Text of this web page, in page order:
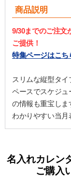
商品説明
9/30までのご注文
ご提供！
特集ページはこち
スリムな縦型タ
ペースでスケジ
の情報も重宝しま
わかりやすい当月
名入れカレン
ご購入